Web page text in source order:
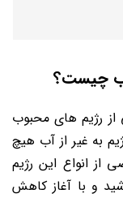
آب چیست؟
از رژیم ‌های محبوب
به غیر از آب هیچ
انواع این رژیم
و با آغاز کاهش